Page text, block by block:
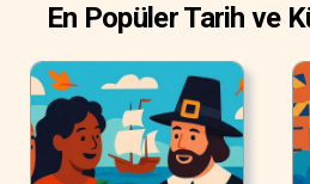
En Popüler Tarih ve